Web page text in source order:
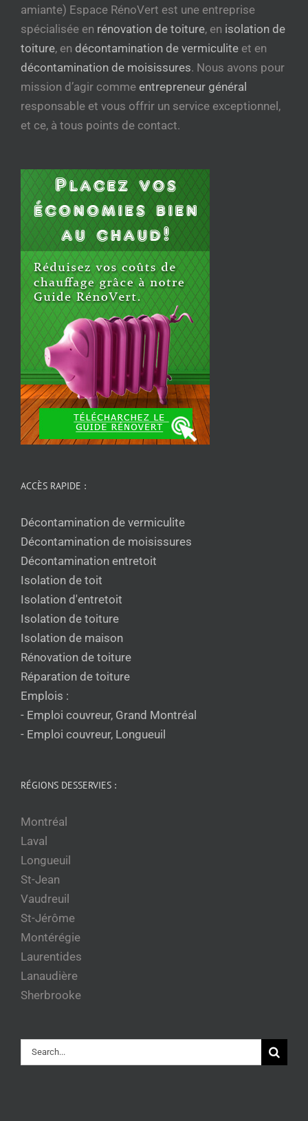
amiante) Espace RénoVert est une entreprise
spécialisée en rénovation de toiture, en isolation de
toiture, en décontamination de vermiculite et en
décontamination de moisissures. Nous avons pour
mission d’agir comme entrepreneur général
responsable et vous offrir un service exceptionnel,
et ce, à tous points de contact.
ACCÈS RAPIDE :
Décontamination de vermiculite
Décontamination de moisissures
Décontamination entretoit
Isolation de toit
Isolation d'entretoit
Isolation de toiture
Isolation de maison
Rénovation de toiture
Réparation de toiture
Emplois :
- Emploi couvreur, Grand Montréal
- Emploi couvreur, Longueuil
RÉGIONS DESSERVIES :
Montréal
Laval
Longueuil
St-Jean
Vaudreuil
St-Jérôme
Montérégie
Laurentides
Lanaudière
Sherbrooke
Rechercher